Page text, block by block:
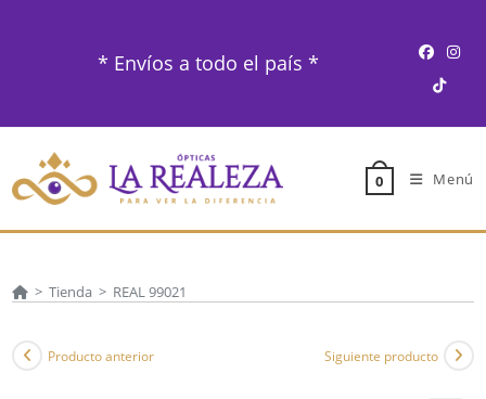
* Envíos a todo el país *
0 Menú
> Tienda > REAL 99021
Producto anterior Siguiente producto